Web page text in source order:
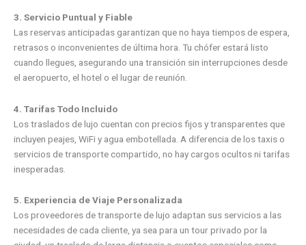
3. Servicio Puntual y Fiable
Las reservas anticipadas garantizan que no haya tiempos de espera,
retrasos o inconvenientes de última hora. Tu chófer estará listo
cuando llegues, asegurando una transición sin interrupciones desde
el aeropuerto, el hotel o el lugar de reunión.
4. Tarifas Todo Incluido
Los traslados de lujo cuentan con precios fijos y transparentes que
incluyen peajes, WiFi y agua embotellada. A diferencia de los taxis o
servicios de transporte compartido, no hay cargos ocultos ni tarifas
inesperadas.
5. Experiencia de Viaje Personalizada
Los proveedores de transporte de lujo adaptan sus servicios a las
necesidades de cada cliente, ya sea para un tour privado por la